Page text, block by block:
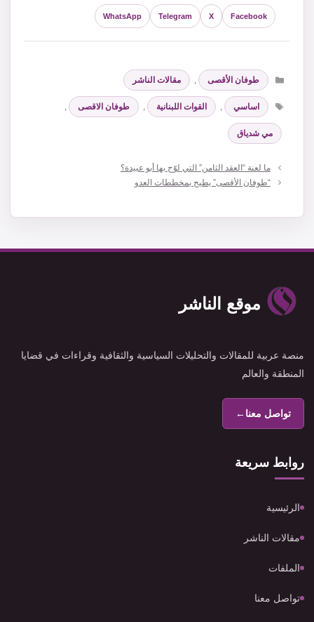
Facebook
X
Telegram
WhatsApp
التصنيفات
طوفان الأقصى ,
مقالات الناشر
الوسوم
اساسي , القوات اللبنانية , طوفان الاقصى ,
مي شدياق
ما لعنة “العقد الثامن” التي لوّح بها أبو عبيدة؟
“طوفان الأقصى” يطيح بمخططات العدو
موقع الناشر
منصة عربية للمقالات والتحليلات السياسية والثقافية وقراءات في قضايا
المنطقة والعالم
تواصل معنا←
روابط سريعة
الرئيسية
مقالات الناشر
الملفات
تواصل معنا